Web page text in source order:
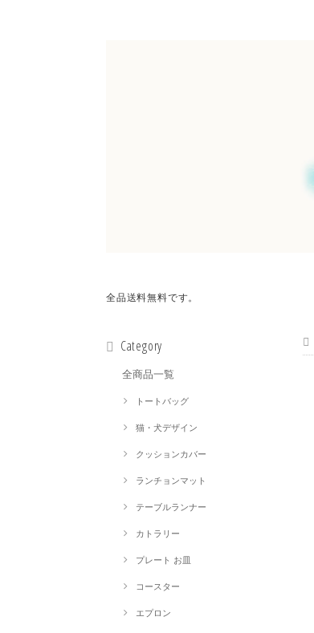
全品送料無料です。
Category
全商品一覧
トートバッグ
猫・犬デザイン
クッションカバー
ランチョンマット
テーブルランナー
カトラリー
プレート お皿
コースター
エプロン